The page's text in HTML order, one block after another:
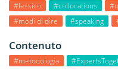
#lessico #collocations
#modi di dire
#speaking
Contenuto
#metodologia